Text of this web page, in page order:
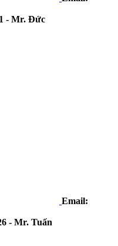
- Mr. Đức
Email:
- Mr. Tuấn